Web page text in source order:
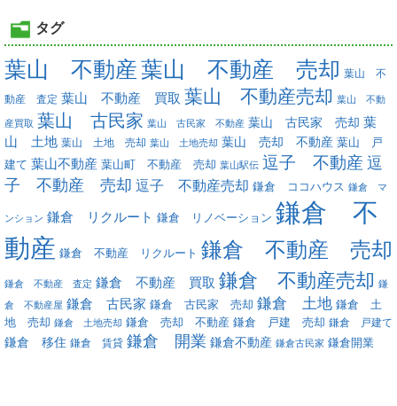
タグ
葉山 不動産葉山 不動産 売却 葉山 不
動産 査定 葉山 不動産 買取 葉山 不動産売却 葉山 不動
産買取 葉山 古民家 葉山 古民家 不動産 葉山 古民家 売却 葉
山 土地 葉山 土地 売却 葉山 土地売却 葉山 売却 不動産 葉山 戸
建て 葉山不動産 葉山町 不動産 売却 葉山駅伝 逗子 不動産 逗
子 不動産 売却 逗子 不動産売却 鎌倉 ココハウス 鎌倉 マ
ンション 鎌倉 リクルート 鎌倉 リノベーション 鎌倉 不
動産 鎌倉 不動産 リクルート 鎌倉 不動産 売却
鎌倉 不動産 査定 鎌倉 不動産 買取 鎌倉 不動産売却 鎌
倉 不動産屋 鎌倉 古民家 鎌倉 古民家 売却 鎌倉 土地 鎌倉 土
地 売却 鎌倉 土地売却 鎌倉 売却 不動産 鎌倉 戸建 売却 鎌倉 戸建て
鎌倉 移住 鎌倉 賃貸 鎌倉 開業 鎌倉不動産 鎌倉古民家 鎌倉開業